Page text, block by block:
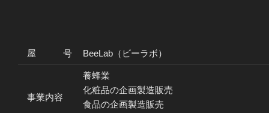
屋 号 BeeLab（ビーラボ）
事業内容
養蜂業
化粧品の企画製造販売
食品の企画製造販売